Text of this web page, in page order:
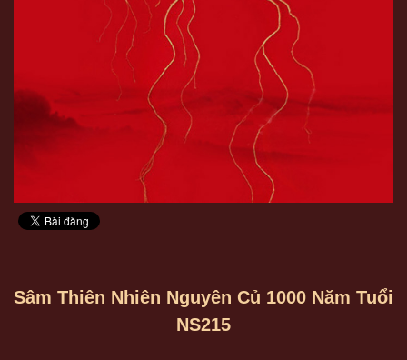
Sâm Thiên Nhiên Nguyên Củ 1000 Năm Tuổi
NS215